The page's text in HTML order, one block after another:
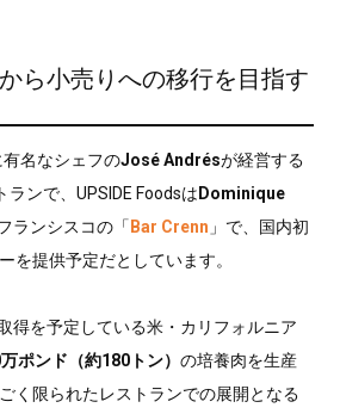
ら小売りへの移行を目指す
有名なシェフのJosé Andrésが経営する
ランで、UPSIDE Foodsは Dominique
ランシスコの「 Bar Crenn 」で、国内初
を提供予定だとしています。
得を予定している米・カリフォルニア
ポンド（約180トン）の培養肉を生産
く限られたレストランでの展開となる